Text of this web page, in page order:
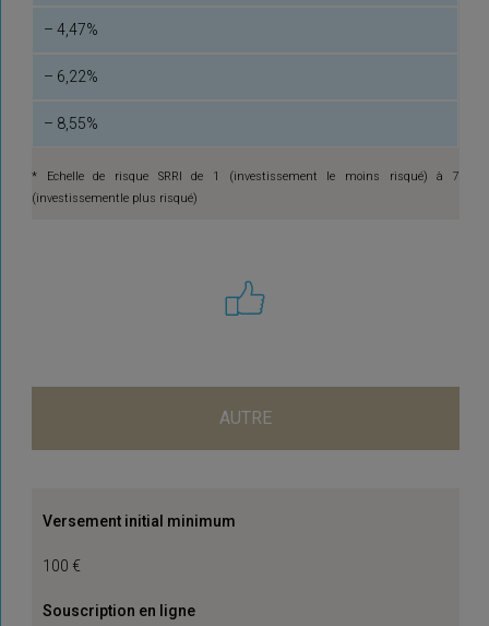
– 4,47%
– 6,22%
– 8,55%
* Echelle de risque SRRI de 1 (investissement le moins risqué) à 7
(investissementle plus risqué)
AUTRE
Versement initial minimum
100 €
Souscription en ligne